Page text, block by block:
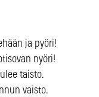
ja pyöri!
nyöri!
taisto.
vaisto.